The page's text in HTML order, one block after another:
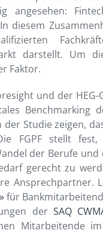
angesehen:
diesem
darstellt. Um
Faktor.
und der
Benchmarking
Studie zeigen,
FGPF stellt
der Berufe
gerecht zu
Ansprechpartner.
für
der SAQ
Mitarbeitende im